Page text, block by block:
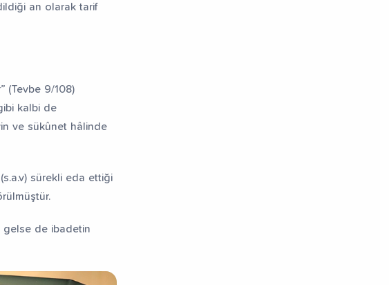
an olarak tarif
(Tevbe 9/108)
kalbi de
ve sükûnet hâlinde
sürekli eda ettiği
gelse de ibadetin